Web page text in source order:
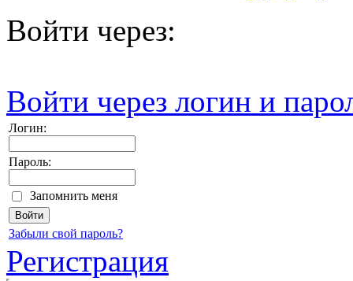
Войти через:
Войти через логин и
Логин:
Пароль:
Запомнить меня
Забыли свой пароль?
Регистрация